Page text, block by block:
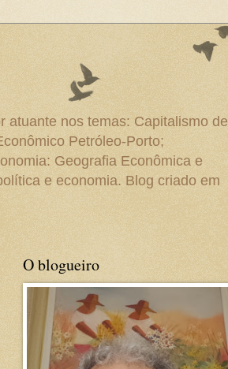
atuante nos temas: Capitalismo de
Petróleo-Porto;
Geografia Econômica e
e economia. Blog criado em
O blogueiro